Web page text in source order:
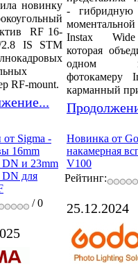
новинку
RF 16-
2.8 IS STM
RF-mount.
- гибридную
Instax
которая
одном
фотокамеру
карманный
Sigma -
16mm
и 23mm
для
/ 0
Новинка от
накамерная
V100
Рейтинг:
25.12.2024